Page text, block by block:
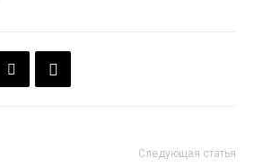
Следующая статья